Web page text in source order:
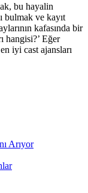
bu hayalin
bulmak ve kayıt
kafasında bir
hangisi?’ Eğer
iyi cast ajansları
Arıyor